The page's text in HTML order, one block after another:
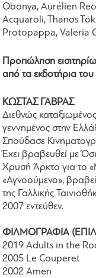
Obonya, Aurélien
Acquaroli, Thanos
Protopappa, Valeria
Προπώληση
από τα εκδοτήρια
ΚΩΣΤΑΣ ΓΑΒΡΑΣ
Διεθνώς
γεννημένος στην
Σπούδασε
Έχει βραβευθεί με
Χρυσή Άρκτο για το
«Αγνοούμενο»,
της Γαλλικής
2007 εντεύθεν.
ΦΙΛΜΟΓΡΑΦΙΑ
2019 Adults in the
2005 Le Couperet
2002 Amen